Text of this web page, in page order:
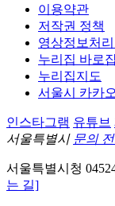
이용약관
저작권 정책
영상정보처
누리집 바로잡
누리집지도
서울시 카카
인스타그램 유튜브
서울특별시 문의
서울특별시청
는 길]